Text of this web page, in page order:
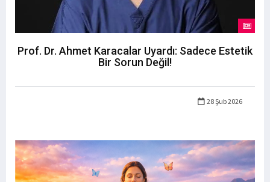
Prof. Dr. Ahmet Karacalar Uyardı: Sadece Estetik
Bir Sorun Değil!
28 Şub 2026